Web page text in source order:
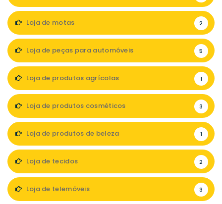
Loja de motas 2
Loja de peças para automóveis 5
Loja de produtos agrícolas 1
Loja de produtos cosméticos 3
Loja de produtos de beleza 1
Loja de tecidos 2
Loja de telemóveis 3